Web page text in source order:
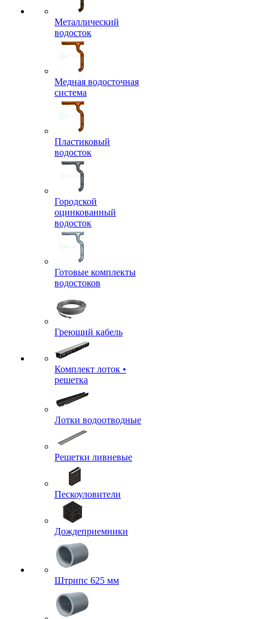
Металлический
водосток
Медная водосточная
система
Пластиковый
водосток
Городской
оцинкованный
водосток
Готовые комплекты
водостоков
Греющий кабель
Комплект лоток •
решетка
Лотки водоотводные
Решетки ливневые
Пескоуловители
Дождеприемники
Штрипс 625 мм